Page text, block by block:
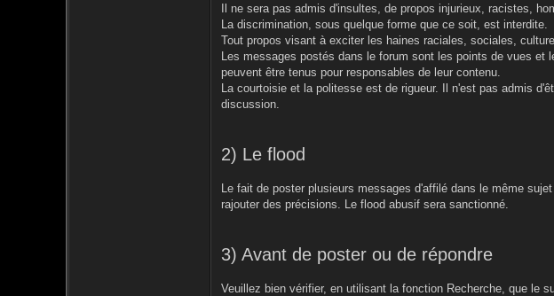
Il ne sera pas admis d'insultes, de propos injurieux, racistes,
La discrimination, sous quelque forme que ce soit, est interdite.
Tout propos visant à exciter les haines raciales, sociales,
Les messages postés dans le forum sont les points de vues
peuvent être tenus pour responsables de leur contenu.
La courtoisie et la politesse est de rigueur. Il n'est pas admis
discussion.
2) Le flood
Le fait de poster plusieurs messages d'affilé dans le même
rajouter des précisions. Le flood abusif sera sanctionné.
3) Avant de poster ou de répondre
Veuillez bien vérifier, en utilisant la fonction Recherche, que le